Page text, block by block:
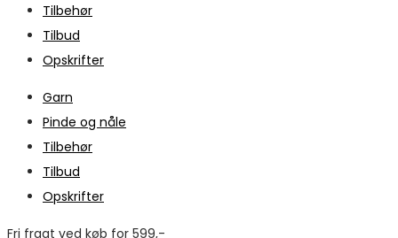
Tilbehør
Tilbud
Opskrifter
Garn
Pinde og nåle
Tilbehør
Tilbud
Opskrifter
Fri fragt ved køb for 599,-